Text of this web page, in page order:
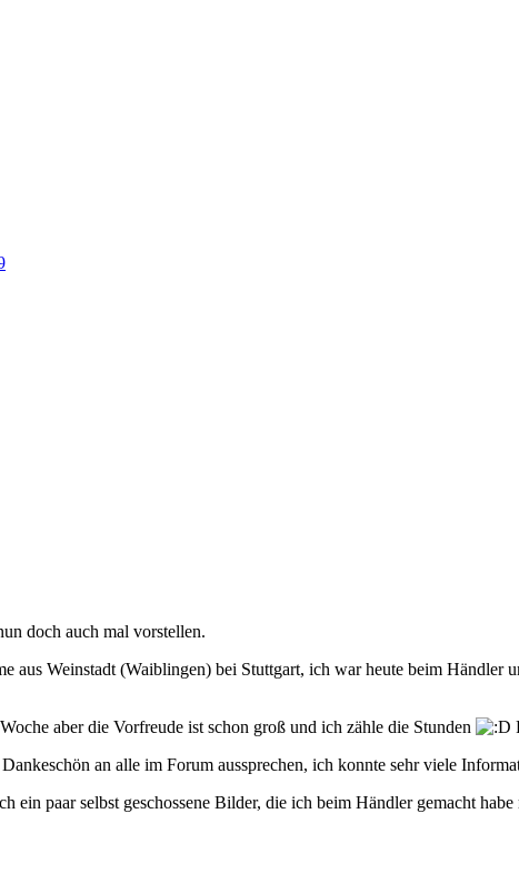
doch auch mal vorstellen.
aus Weinstadt (Waiblingen) bei Stuttgart, ich war heute beim
aber die Vorfreude ist schon groß und ich zähle die Stunden
an alle im Forum aussprechen, ich konnte sehr viele
ein paar selbst geschossene Bilder, die ich beim Händler gemacht habe